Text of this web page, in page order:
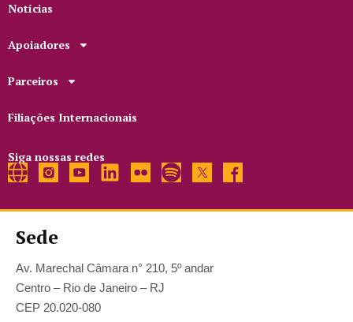
Notícias
Apoiadores
Parceiros
Filiações Internacionais
Siga nossas redes
Sede
Av. Marechal Câmara n° 210, 5º andar
Centro – Rio de Janeiro – RJ
CEP 20.020-080